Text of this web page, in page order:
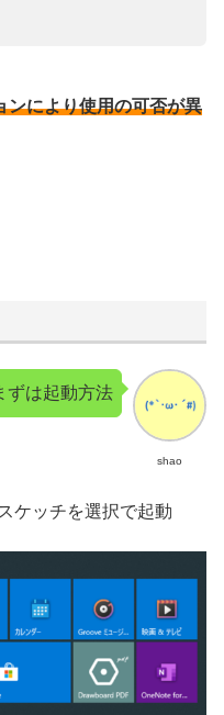
により使用の可否が異
shao
ずは起動方法
ケッチを選択で起動